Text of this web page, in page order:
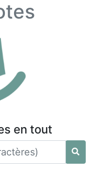
en tout